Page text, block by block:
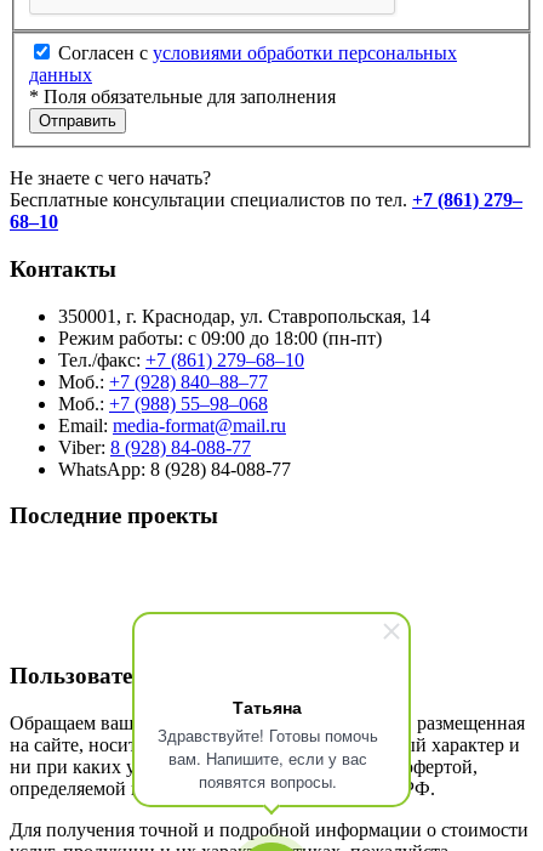
Татьяна
Здравствуйте! Готовы помочь
вам. Напишите, если у вас
появятся вопросы.
Согласен с условиями обработки персональных
данных
* Поля обязательные для заполнения
Отправить
Не знаете с чего начать?
Бесплатные консультации специалистов по тел. +7 (861) 279–
68–10
Контакты
350001, г. Краснодар, ул. Ставропольская, 14
Режим работы: с 09:00 до 18:00 (пн-пт)
Тел./факс: +7 (861) 279–68–10
Моб.: +7 (928) 840–88–77
Моб.: +7 (988) 55–98–068
Email: media-format@mail.ru
Viber: 8 (928) 84-088-77
WhatsApp: 8 (928) 84-088-77
Последние проекты
Пользовательское соглашение
Обращаем ваше внимание, что вся информация, размещенная
на сайте, носит исключительно информационный характер и
ни при каких условиях не является публичной офертой,
определяемой положениями Статьи 437 (2) ГК РФ.
Для получения точной и подробной информации о стоимости